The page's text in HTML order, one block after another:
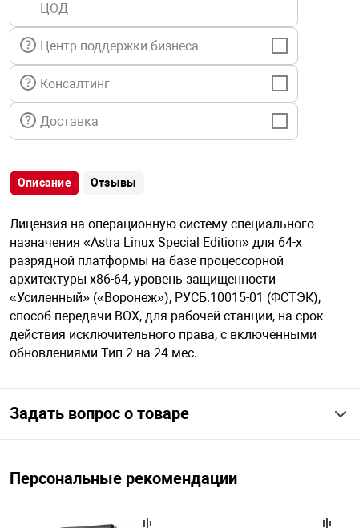
техника
автомобили
информации
средства охраны
ключи
сигнализации
безопасность
ЦОД
Центр поддержки бизнеса
Консалтинг
Доставка
Описание Отзывы
Лицензия на операционную систему специального
назначения «Astra Linux Special Edition» для 64-х
разрядной платформы на базе процессорной
архитектуры х86-64, уровень защищенности
«Усиленный» («Воронеж»), РУСБ.10015-01 (ФСТЭК),
способ передачи BOX, для рабочей станции, на срок
действия исключительного права, с включенными
обновлениями Тип 2 на 24 мес.
Задать вопрос о товаре
Персональные рекомендации